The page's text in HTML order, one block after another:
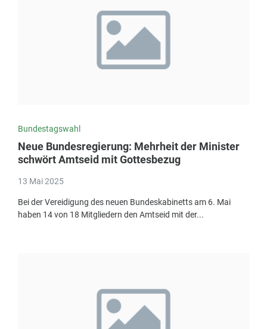
Bundestagswahl
Neue Bundesregierung: Mehrheit der Minister
schwört Amtseid mit Gottesbezug
13 Mai 2025
Bei der Vereidigung des neuen Bundeskabinetts am 6. Mai
haben 14 von 18 Mitgliedern den Amtseid mit der...